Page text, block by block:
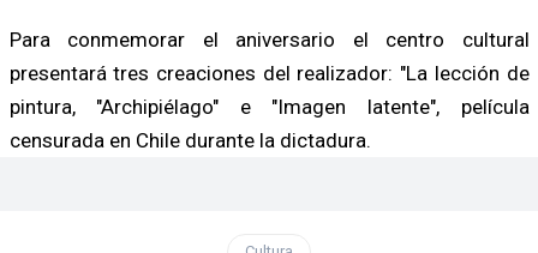
Para conmemorar el aniversario el centro cultural
presentará tres creaciones del realizador: "La lección de
pintura, "Archipiélago" e "Imagen latente", película
censurada en Chile durante la dictadura.